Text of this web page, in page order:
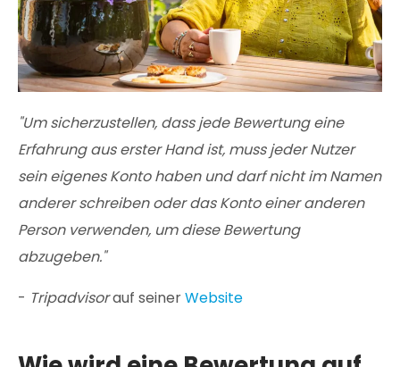
"Um sicherzustellen, dass jede Bewertung eine
Erfahrung aus erster Hand ist, muss jeder Nutzer
sein eigenes Konto haben und darf nicht im Namen
anderer schreiben oder das Konto einer anderen
Person verwenden, um diese Bewertung
abzugeben."
- Tripadvisorauf seinerWebsite